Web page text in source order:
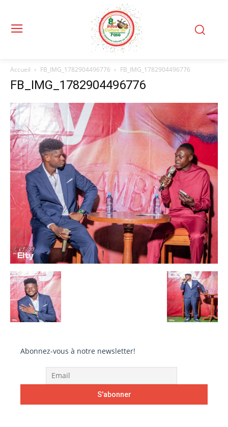
Accueil FB_IMG_1782904496776 FB_IMG_1782904496776
FB_IMG_1782904496776
Abonnez-vous à notre newsletter!